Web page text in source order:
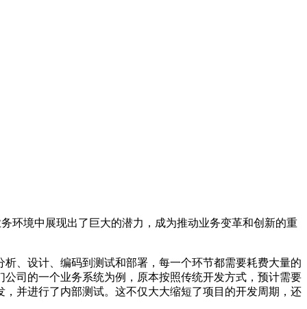
环境中展现出了巨大的潜力，成为推动业务变革和创新的重
、设计、编码到测试和部署，每一个环节都需要耗费大量的
司的一个业务系统为例，原本按照传统开发方式，预计需要
并进行了内部测试。这不仅大大缩短了项目的开发周期，还